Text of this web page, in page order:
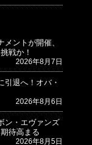
メントが開催、
戦か！
2026年8月7日
引退へ！オバ・
2026年8月6日
ン・エヴァンズ
待高まる
2026年8月5日
USA～